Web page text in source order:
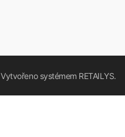
Vytvořeno systémem RETAILYS.